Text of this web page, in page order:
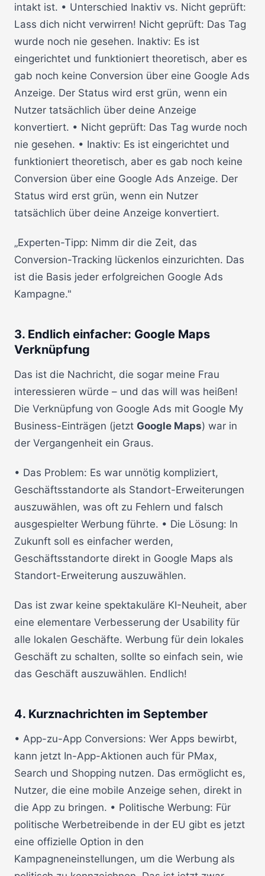
intakt ist. • Unterschied Inaktiv vs. Nicht geprüft:
Lass dich nicht verwirren! Nicht geprüft: Das Tag
wurde noch nie gesehen. Inaktiv: Es ist
eingerichtet und funktioniert theoretisch, aber es
gab noch keine Conversion über eine Google Ads
Anzeige. Der Status wird erst grün, wenn ein
Nutzer tatsächlich über deine Anzeige
konvertiert. • Nicht geprüft: Das Tag wurde noch
nie gesehen. • Inaktiv: Es ist eingerichtet und
funktioniert theoretisch, aber es gab noch keine
Conversion über eine Google Ads Anzeige. Der
Status wird erst grün, wenn ein Nutzer
tatsächlich über deine Anzeige konvertiert.
„Experten-Tipp: Nimm dir die Zeit, das
Conversion-Tracking lückenlos einzurichten. Das
ist die Basis jeder erfolgreichen Google Ads
Kampagne."
3. Endlich einfacher: Google Maps
Verknüpfung
Das ist die Nachricht, die sogar meine Frau
interessieren würde – und das will was heißen!
Die Verknüpfung von Google Ads mit Google My
Business-Einträgen (jetzt Google Maps) war in
der Vergangenheit ein Graus.
• Das Problem: Es war unnötig kompliziert,
Geschäftsstandorte als Standort-Erweiterungen
auszuwählen, was oft zu Fehlern und falsch
ausgespielter Werbung führte. • Die Lösung: In
Zukunft soll es einfacher werden,
Geschäftsstandorte direkt in Google Maps als
Standort-Erweiterung auszuwählen.
Das ist zwar keine spektakuläre KI-Neuheit, aber
eine elementare Verbesserung der Usability für
alle lokalen Geschäfte. Werbung für dein lokales
Geschäft zu schalten, sollte so einfach sein, wie
das Geschäft auszuwählen. Endlich!
4. Kurznachrichten im September
• App-zu-App Conversions: Wer Apps bewirbt,
kann jetzt In-App-Aktionen auch für PMax,
Search und Shopping nutzen. Das ermöglicht es,
Nutzer, die eine mobile Anzeige sehen, direkt in
die App zu bringen. • Politische Werbung: Für
politische Werbetreibende in der EU gibt es jetzt
eine offizielle Option in den
Kampagneneinstellungen, um die Werbung als